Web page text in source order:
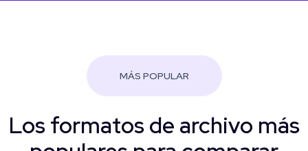
MÁS POPULAR
Los formatos de archivo más